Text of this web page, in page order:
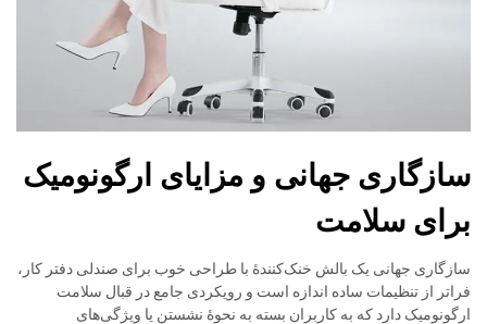
سازگاری جهانی و مزایای ارگونومیک
برای سلامت
سازگاری جهانی یک بالش خنک‌کنندهٔ با طراحی خوب برای صندلی دفتر کار،
فراتر از تنظیمات ساده اندازه است و رویکردی جامع در قبال سلامت
ارگونومیک دارد که به کاربران بسته به نحوهٔ نشستن یا ویژگی‌های